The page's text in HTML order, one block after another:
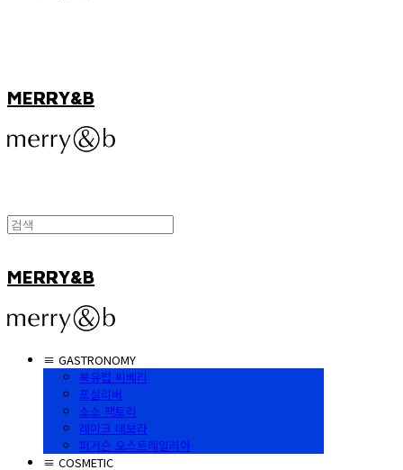
MERRY&B
MERRY&B
≡ GASTRONOMY
북유럽 씨베리
포실리버
소소 팩토리
레이크 데보라
퍼거슨 오스트레일리아
≡ COSMETIC